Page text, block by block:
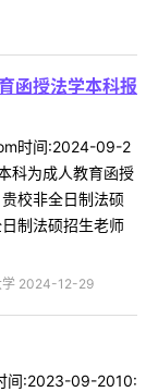
函授法学本科报
时间:2024-09-2
科为成人教育函授
校非全日制法硕
制法硕招生老师
学 2024-12-29
间:2023-09-2010: